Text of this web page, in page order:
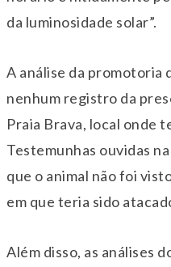
da luminosidade solar”.
A análise da promotoria
nenhum registro da
Praia Brava, local onde
Testemunhas ouvidas
que o animal não foi
em que teria sido
Além disso, as análises